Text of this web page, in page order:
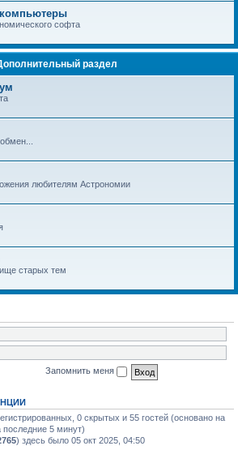
софта
раздел
любителям Астрономии
старых тем
Запомнить меня
0 скрытых и 55 гостей (основано на
последние 5 минут)
) здесь было 05 окт 2025, 04:50